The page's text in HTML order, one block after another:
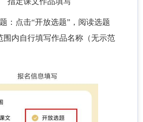
：点击“开放选题”，阅读选题
围内自行填写作品名称（无示范